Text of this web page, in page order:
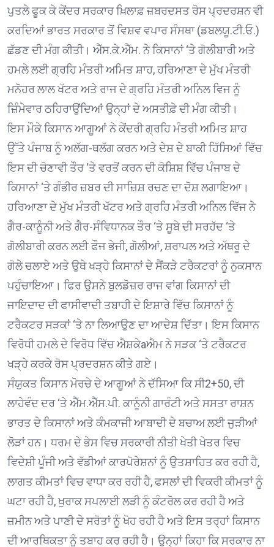
ਪੁਤਲੇ ਫੂਕ ਕੇ ਕੇਂਦਰ ਸਰਕਾਰ ਖ਼ਿਲਾਫ਼ ਜ਼ਬਰਦਸਤ ਰੋਸ ਪ੍ਰਦਰਸ਼ਨ ਵੀ
ਕਰਦਿਆਂ ਭਾਰਤ ਸਰਕਾਰ ਤੋਂ ਵਿਸ਼ਵ ਵਪਾਰ ਸੰਸਥਾ (ਡਬਲਯੂ.ਟੀ.ਓ.)
ਛੱਡਣ ਦੀ ਮੰਗ ਕੀਤੀ। ਐੱਸ.ਕੇ.ਐੱਮ. ਨੇ ਕਿਸਾਨਾਂ ‘ਤੇ ਗੋਲੀਬਾਰੀ ਅਤੇ
ਹਮਲੇ ਲਈ ਗ੍ਰਹਿ ਮੰਤਰੀ ਅਮਿਤ ਸ਼ਾਹ, ਹਰਿਆਣਾ ਦੇ ਮੁੱਖ ਮੰਤਰੀ
ਮਨੋਹਰ ਲਾਲ ਖੱਟਰ ਅਤੇ ਰਾਜ ਦੇ ਗ੍ਰਹਿ ਮੰਤਰੀ ਅਨਿਲ ਵਿਜ ਨੂੰ
ਜ਼ਿੰਮੇਵਾਰ ਠਹਿਰਾਉਂਦਿਆਂ ਉਨ੍ਹਾਂ ਦੇ ਅਸਤੀਫ਼ੇ ਦੀ ਮੰਗ ਕੀਤੀ।
ਇਸ ਮੌਕੇ ਕਿਸਾਨ ਆਗੂਆਂ ਨੇ ਕੇਂਦਰੀ ਗ੍ਰਹਿ ਮੰਤਰੀ ਅਮਿਤ ਸ਼ਾਹ
ਉੱਤੇ ਪੰਜਾਬ ਨੂੰ ਅਲੱਗ-ਥਲੱਗ ਕਰਨ ਅਤੇ ਦੇਸ਼ ਦੇ ਬਾਕੀ ਹਿੱਸਿਆਂ ਵਿੱਚ
ਇਸ ਦੀ ਚੋਣਾਵੀ ਤੌਰ ‘ਤੇ ਵਰਤੋਂ ਕਰਨ ਦੀ ਕੋਸ਼ਿਸ਼ ਵਿੱਚ ਪੰਜਾਬ ਦੇ
ਕਿਸਾਨਾਂ ‘ਤੇ ਗੰਭੀਰ ਜ਼ਬਰ ਦੀ ਸਾਜ਼ਿਸ਼ ਰਚਣ ਦਾ ਦੋਸ਼ ਲਗਾਇਆ।
ਹਰਿਆਣਾ ਦੇ ਮੁੱਖ ਮੰਤਰੀ ਖੱਟਰ ਅਤੇ ਗ੍ਰਹਿ ਮੰਤਰੀ ਅਨਿਲ ਵਿੱਜ ਨੇ
ਗੈਰ-ਕਾਨੂੰਨੀ ਅਤੇ ਗੈਰ-ਸੰਵਿਧਾਨਕ ਤੌਰ ‘ਤੇ ਸੂਬੇ ਦੀ ਸਰਹੱਦ ‘ਤੇ
ਗੋਲੀਬਾਰੀ ਕਰਨ ਲਈ ਫੌਜ ਭੇਜੀ, ਗੋਲੀਆਂ, ਸ਼ਰਾਪਲ ਅਤੇ ਅੱਥਰੂ ਦੇ
ਗੋਲੇ ਚਲਾਏ ਅਤੇ ਉਥੇ ਖੜ੍ਹੇ ਕਿਸਾਨਾਂ ਦੇ ਸੈਂਕੜੇ ਟਰੈਕਟਰਾਂ ਨੂੰ ਨੁਕਸਾਨ
ਪਹੁੰਚਾਇਆ। ਫਿਰ ਉਸਨੇ ਬੁਲਡੋਜ਼ਰ ਰਾਜ ਵਾਂਗ ਕਿਸਾਨਾਂ ਦੀ
ਜਾਇਦਾਦ ਦੀ ਫਾਸੀਵਾਦੀ ਤਬਾਹੀ ਦੇ ਇਸ਼ਾਰੇ ਵਿੱਚ ਕਿਸਾਨਾਂ ਨੂੰ
ਟਰੈਕਟਰ ਸੜਕਾਂ ‘ਤੇ ਨਾ ਲਿਆਉਣ ਦਾ ਆਦੇਸ਼ ਦਿੱਤਾ। ਇਸ ਕਿਸਾਨ
ਵਿਰੋਧੀ ਹਮਲੇ ਦੇ ਵਿਰੋਧ ਵਿੱਚ ਐਸ਼ਕੇaਐਮ ਨੇ ਸੜਕ ‘ਤੇ ਟਰੈਕਟਰ
ਖੜ੍ਹੇ ਕਰਕੇ ਰੋਸ ਪ੍ਰਦਰਸ਼ਨ ਕੀਤੇ ਗਏ।
ਸੰਯੁਕਤ ਕਿਸਾਨ ਮੋਰਚੇ ਦੇ ਆਗੂਆਂ ਨੇ ਦੱਸਿਆ ਕਿ ਸੀ2+50‚ ਦੀ
ਲਾਹੇਵੰਦ ਦਰ ‘ਤੇ ਐੱਮ.ਐੱਸ.ਪੀ. ਕਾਨੂੰਨੀ ਗਾਰੰਟੀ ਅਤੇ ਸਸਤਾ ਰਾਸ਼ਨ
ਭਾਰਤ ਦੇ ਕਿਸਾਨਾਂ ਅਤੇ ਕੰਮਕਾਜੀ ਆਬਾਦੀ ਦੇ ਬਚਾਅ ਲਈ ਜੁੜੀਆਂ
ਲੋੜਾਂ ਹਨ। ਧਰਮ ਦੇ ਭੇਸ ਵਿਚ ਸਰਕਾਰੀ ਨੀਤੀ ਖੇਤੀ ਖੇਤਰ ਵਿਚ
ਵਿਦੇਸ਼ੀ ਪੂੰਜੀ ਅਤੇ ਵੱਡੀਆਂ ਕਾਰਪੋਰੇਸ਼ਨਾਂ ਨੂੰ ਉਤਸ਼ਾਹਿਤ ਕਰ ਰਹੀ ਹੈ,
ਲਾਗਤ ਕੀਮਤਾਂ ਵਿਚ ਵਾਧਾ ਕਰ ਰਹੀ ਹੈ, ਫਸਲਾਂ ਦੀ ਵਿਕਰੀ ਕੀਮਤਾਂ ਨੂੰ
ਘਟਾ ਰਹੀ ਹੈ, ਖੁਰਾਕ ਸਪਲਾਈ ਲੜੀ ਨੂੰ ਕੰਟਰੋਲ ਕਰ ਰਹੀ ਹੈ ਅਤੇ
ਜ਼ਮੀਨ ਅਤੇ ਪਾਣੀ ਦੇ ਸਰੋਤਾਂ ਨੂੰ ਖੋਹ ਰਹੀ ਹੈ ਅਤੇ ਇਸ ਤਰ੍ਹਾਂ ਕਿਸਾਨ
ਦੀ ਆਰਥਿਕਤਾ ਨੂੰ ਤਬਾਹ ਕਰ ਰਹੀ ਹੈ। ਉਨ੍ਹਾਂ ਕਿਹਾ ਕਿ ਸਰਕਾਰ ਨਾ